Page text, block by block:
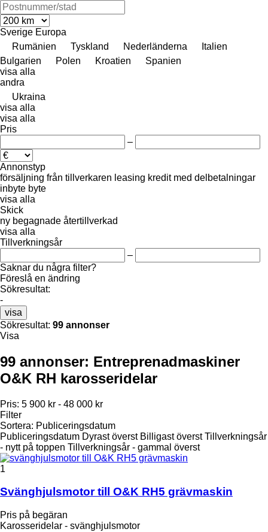
Sverige Europa
Rumänien
Tyskland Nederländerna
Italien
Bulgarien
Polen Kroatien
Spanien
visa alla
andra
Ukraina
visa alla
visa alla
Pris
–
Annonstyp
försäljning från tillverkaren leasing kredit med delbetalningar
inbyte byte
visa alla
Skick
ny begagnade återtillverkad
visa alla
Tillverkningsår
–
Saknar du några filter?
Föreslå en ändring
Sökresultat:
-
visa
Sökresultat: 99 annonser
Visa
99 annonser: Entreprenadmaskiner
O&K RH karosseridelar
Pris: 5 900 kr - 48 000 kr
Filter
Sortera: Publiceringsdatum
Publiceringsdatum Dyrast överst Billigast överst Tillverkningsår
- nytt på toppen Tillverkningsår - gammal överst
1
Svänghjulsmotor till O&K RH5 grävmaskin
Pris på begäran
Karosseridelar - svänghjulsmotor